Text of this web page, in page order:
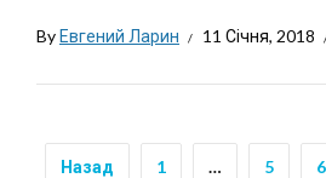
ByЕвгений Ларин 11 Січня, 2018
Назад 1 … 5 6